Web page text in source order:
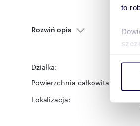
to
Rozwiń opis
Działka:
Powierzchnia całkowita:
Lokalizacja: